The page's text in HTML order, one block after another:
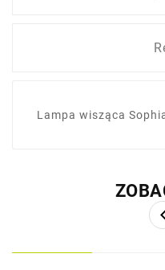
Lampa wisząca